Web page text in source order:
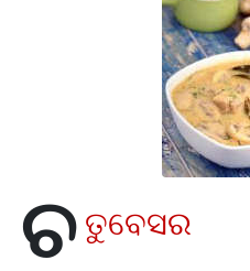
ଚ ତୁବେସର